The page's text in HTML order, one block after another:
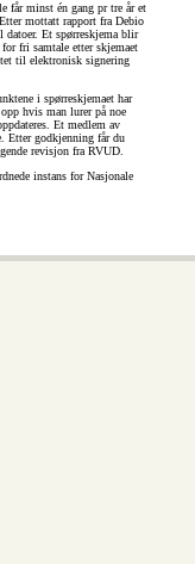
får minst én gang pr tre år et
mottatt rapport fra Debio
Et spørreskjema blir
fri samtale etter skjemaet
til elektronisk signering
i spørreskjemaet har
hvis man lurer på noe
Et medlem av
Etter godkjenning får du
revisjon fra RVUD.
instans for Nasjonale